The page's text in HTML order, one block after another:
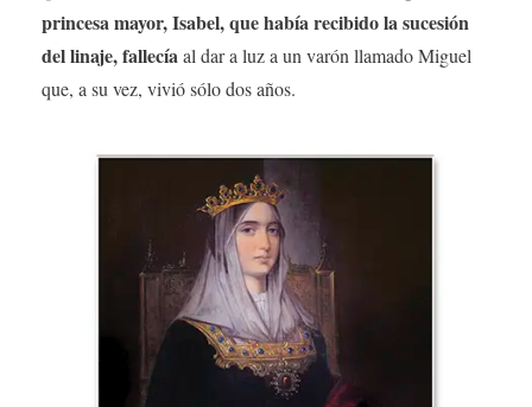
princesa mayor, Isabel, que había recibido la sucesión
del linaje, fallecíaal dar a luz a un varón llamado Miguel
que, a su vez, vivió sólo dos años.